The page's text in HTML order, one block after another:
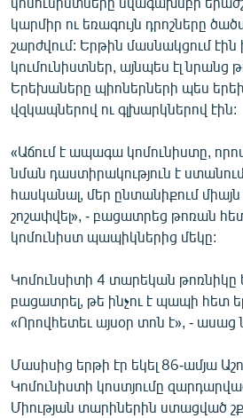
ՁԳՏԵԼՈՎ ԼԱՎԱԳՈՒՅՆԻՆ
ՓՈԴՔԱՍԹ
Հայերեն
Русский
ՀԵՏԵՎԵՔ ՄԵԶ
«Ազատության» բոլոր կայքերը
կարմիր ու եռագույն դրոշները
շարժվում: Երթին մասնակցում
կումունիստներ, այնպես էլ նրանց
Երեխաները պիոներների պես
վզկապներով ու գլխարկներով էին:
«Աճում է ապագա կոմունիստը,
նման դաստիրակություն է
հասկանալ, մեր ընտանիքում
շոշափվել», - բացատրեց թոռան
կոմունիստ պապիկներից մեկը:
Կոմունսիտի 4 տարեկան թոռնիկը
բացատրել, թե ինչու է պապի հետ
«Որովհետեւ այսօր տոն է», - ասաց
Մասիսից երթի էր եկել 86-ամյա
Կոմունիստի կոստյումը
Միության տարիներին ստացված